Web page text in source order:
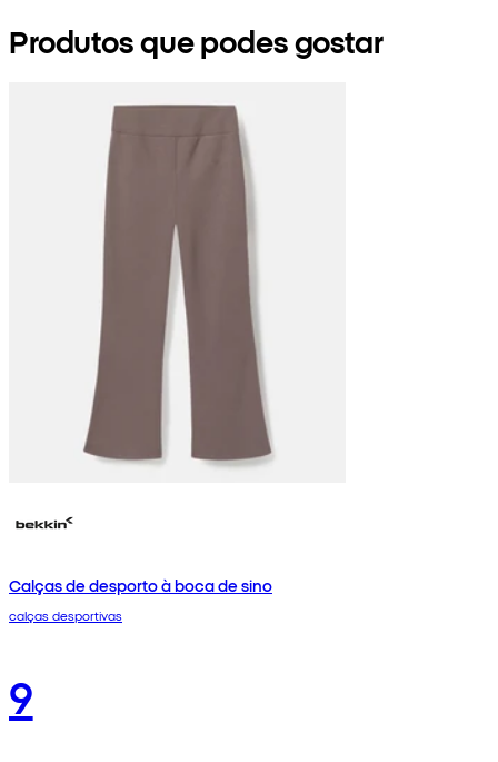
Produtos que podes gostar
Calças de desporto à boca de sino
calças desportivas
9